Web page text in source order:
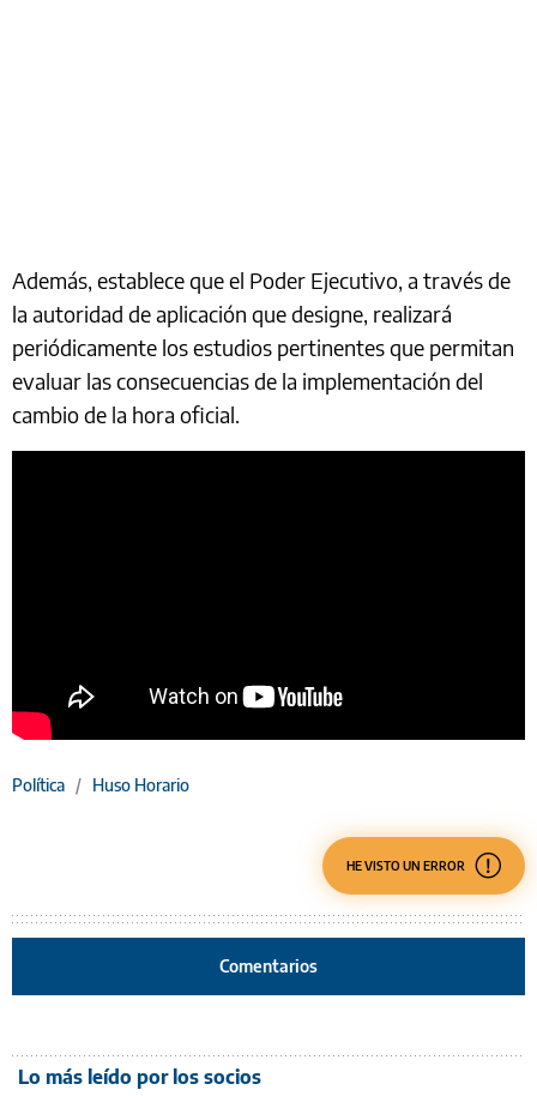
Además, establece que el Poder Ejecutivo, a través de
la autoridad de aplicación que designe, realizará
periódicamente los estudios pertinentes que permitan
evaluar las consecuencias de la implementación del
cambio de la hora oficial.
Política / Huso Horario
HE VISTO UN ERROR
Comentarios
Lo más leído por los socios